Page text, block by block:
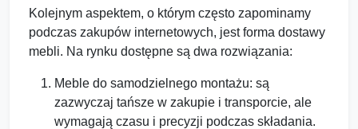
Kolejnym aspektem, o którym często zapominamy
podczas zakupów internetowych, jest forma dostawy
mebli. Na rynku dostępne są dwa rozwiązania:
Meble do samodzielnego montażu: są
zazwyczaj tańsze w zakupie i transporcie, ale
wymagają czasu i precyzji podczas składania.